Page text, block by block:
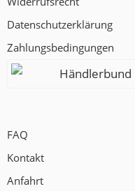
Datenschutzerklärung
Zahlungsbedingungen
Händlerbund
FAQ
Kontakt
Anfahrt